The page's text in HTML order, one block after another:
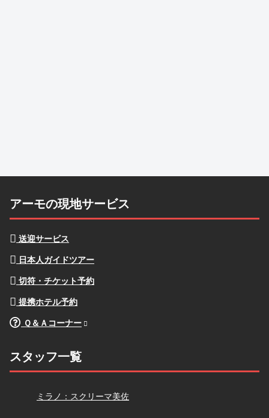
アーモの現地サービス
送迎サービス
日本人ガイドツアー
切符・チケット予約
提携ホテル予約
Ｑ＆Ａコーナー
スタッフ一覧
スクリーマ
ミラノ：スクリーマ美佐